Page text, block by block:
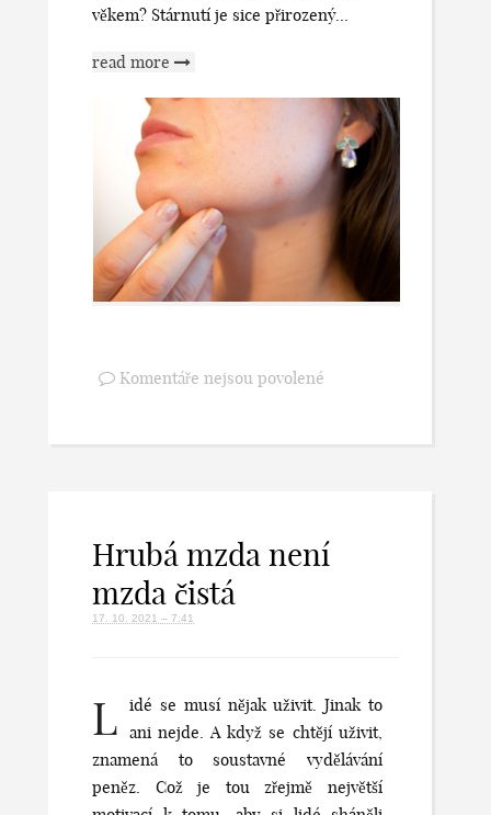
věkem? Stárnutí je sice přirozený...
read more
Komentáře nejsou povolené
Hrubá mzda není
mzda čistá
17. 10. 2021 – 7:41
L idé se musí nějak uživit. Jinak to
ani nejde. A když se chtějí uživit,
znamená to soustavné vydělávání
peněz. Což je tou zřejmě největší